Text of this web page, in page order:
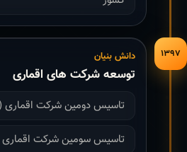
۱۳۹۷ دانش بنیان
توسعه شرکت های اقماری
تاسیس دومین شرکت اقماری
تاسیس سومین شرکت اقماری